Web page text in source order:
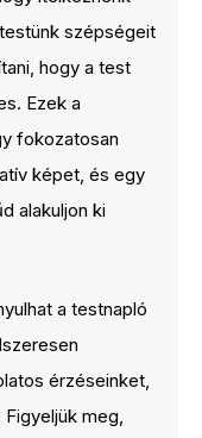
szépségeit
hogy a test
Ezek a
fokozatosan
képet, és egy
alakuljon ki
a testnapló
érzéseinket,
meg,